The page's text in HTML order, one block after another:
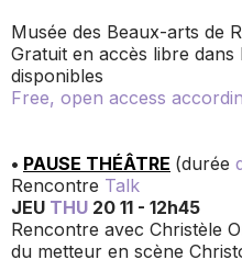
Musée des Beaux-arts de
Gratuit en accès libre dans
disponibles
Free, open access
• PAUSE THÉÂTRE (durée
Rencontre Talk
JEU THU 20 11 - 12h45
Rencontre avec Christèle
du metteur en scène